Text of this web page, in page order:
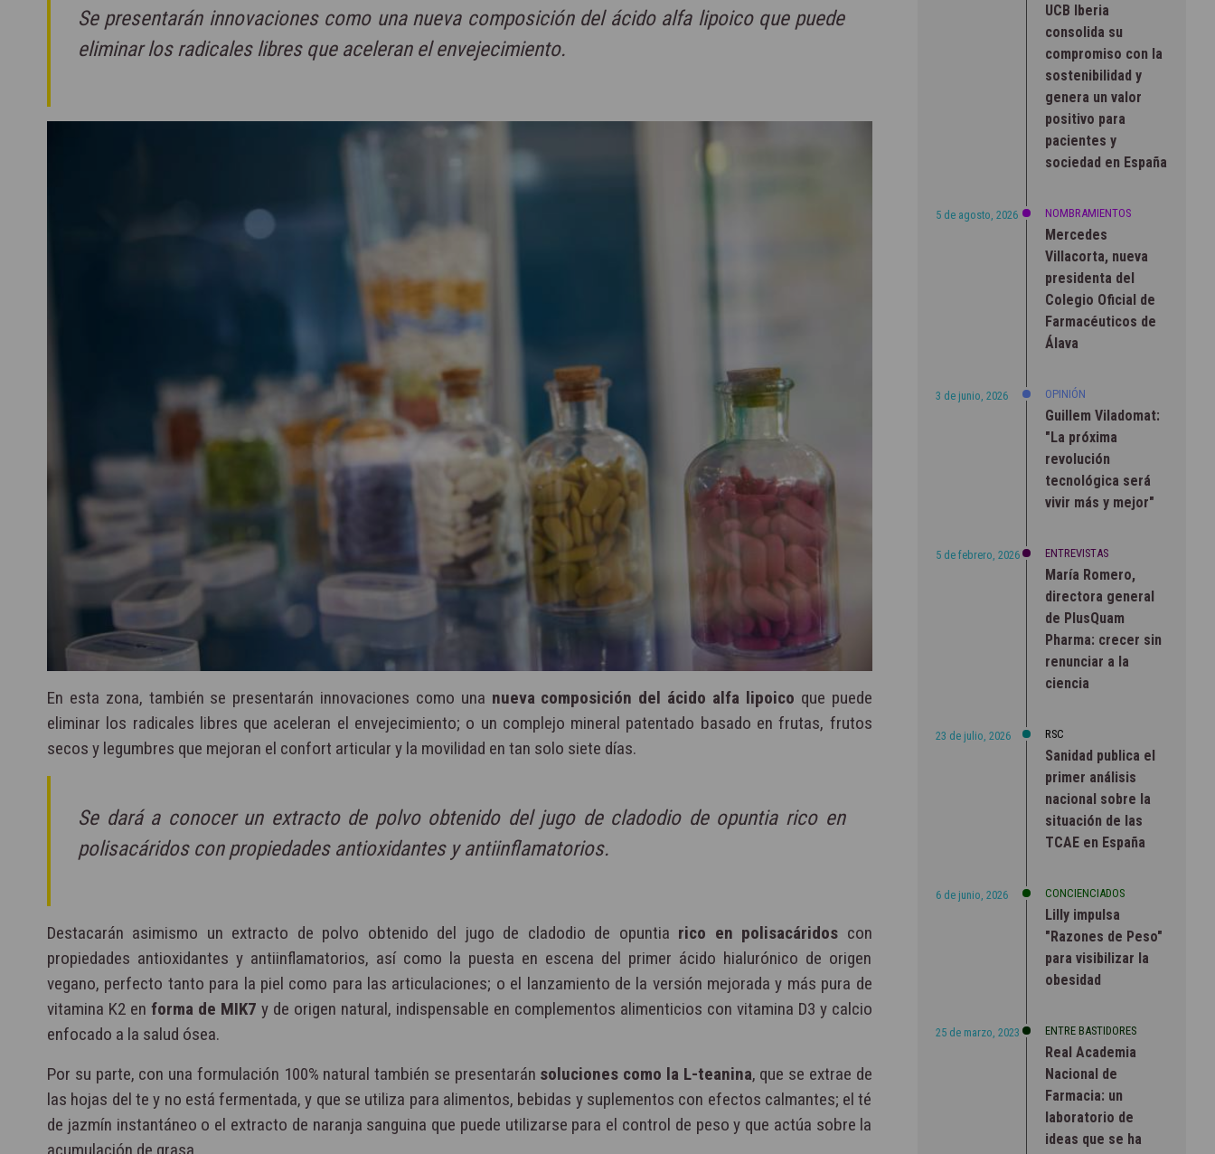
Se presentarán innovaciones como una nueva composición del ácido alfa lipoico que puede
eliminar los radicales libres que aceleran el envejecimiento.
En esta zona, también se presentarán innovaciones como una nueva composición del ácido alfa lipoico que puede
eliminar los radicales libres que aceleran el envejecimiento; o un complejo mineral patentado basado en frutas, frutos
secos y legumbres que mejoran el confort articular y la movilidad en tan solo siete días.
Se dará a conocer un extracto de polvo obtenido del jugo de cladodio de opuntia rico en
polisacáridos con propiedades antioxidantes y antiinflamatorios.
Destacarán asimismo un extracto de polvo obtenido del jugo de cladodio de opuntia rico en polisacáridos con
propiedades antioxidantes y antiinflamatorios, así como la puesta en escena del primer ácido hialurónico de origen
vegano, perfecto tanto para la piel como para las articulaciones; o el lanzamiento de la versión mejorada y más pura de
vitamina K2 en forma de MIK7 y de origen natural, indispensable en complementos alimenticios con vitamina D3 y calcio
enfocado a la salud ósea.
Por su parte, con una formulación 100% natural también se presentarán soluciones como la L-teanina, que se extrae de
las hojas del te y no está fermentada, y que se utiliza para alimentos, bebidas y suplementos con efectos calmantes; el té
de jazmín instantáneo o el extracto de naranja sanguina que puede utilizarse para el control de peso y que actúa sobre la
UCB Iberia
consolida su
compromiso con la
sostenibilidad y
genera un valor
positivo para
pacientes y
sociedad en España
5 de agosto, 2026 NOMBRAMIENTOS
Mercedes
Villacorta, nueva
presidenta del
Colegio Oficial de
Farmacéuticos de
Álava
3 de junio, 2026 OPINIÓN
Guillem Viladomat:
"La próxima
revolución
tecnológica será
vivir más y mejor"
5 de febrero, 2026 ENTREVISTAS
María Romero,
directora general
de PlusQuam
Pharma: crecer sin
renunciar a la
ciencia
23 de julio, 2026 RSC
Sanidad publica el
primer análisis
nacional sobre la
situación de las
TCAE en España
6 de junio, 2026 CONCIENCIADOS
Lilly impulsa
"Razones de Peso"
para visibilizar la
obesidad
25 de marzo, 2023 ENTRE BASTIDORES
Real Academia
Nacional de
Farmacia: un
laboratorio de
ideas que se ha